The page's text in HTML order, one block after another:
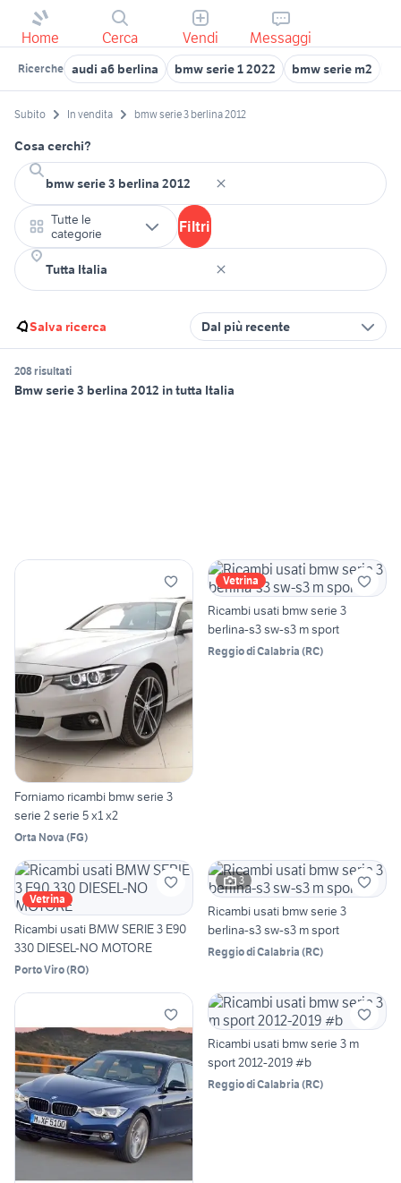
Home Cerca Vendi Messaggi
Ricerche audi a6 berlina bmw serie 1 2022 bmw serie m2
Subito In vendita bmw serie 3 berlina 2012
Cosa cerchi?
Tutte le
categorie
Filtri
Salva ricerca Dal più recente
208 risultati
Bmw serie 3 berlina 2012 in tutta Italia
Forniamo ricambi bmw serie 3
serie 2 serie 5 x1 x2
Orta Nova (FG)
Vetrina
Ricambi usati bmw serie 3
berlina-s3 sw-s3 m sport
Reggio di Calabria (RC)
Vetrina
Ricambi usati BMW SERIE 3 E90
330 DIESEL-NO MOTORE
Porto Viro(RO)
3
Ricambi usati bmw serie 3
berlina-s3 sw-s3 m sport
Reggio di Calabria (RC)
Ricambi usati bmw serie 3 m
sport 2012-2019 #b
Reggio di Calabria (RC)